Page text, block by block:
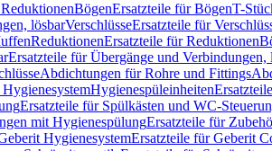
BögenErsatzteile für BögenT-
lösbarVerschlüsseErsatzteile für
ReduktionenErsatzteile für Reduktionen
Ersatzteile für Übergänge und Verbindungen,
Abdichtungen für Rohre und Fittings
Hygienespüleinheiten
Ersatzteile für Spülkästen und WC-
mit HygienespülungErsatzteile für
HygienesystemErsatzteile für Geberit